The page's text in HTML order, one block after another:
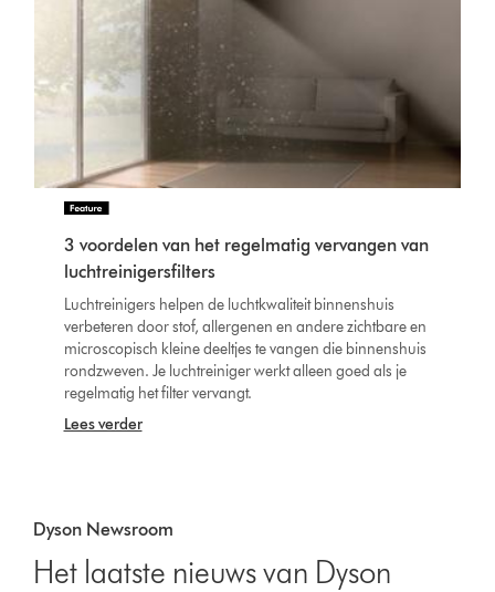
3 voordelen van het regelmatig vervangen van
luchtreinigersfilters
Luchtreinigers helpen de luchtkwaliteit binnenshuis
verbeteren door stof, allergenen en andere zichtbare en
microscopisch kleine deeltjes te vangen die binnenshuis
rondzweven. Je luchtreiniger werkt alleen goed als je
regelmatig het filter vervangt.
Lees verder
Dyson Newsroom
Het laatste nieuws van Dyson